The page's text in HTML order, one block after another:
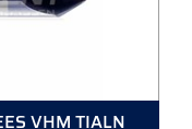
VHM TIALN